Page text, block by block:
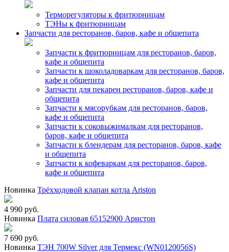
Терморегуляторы к фритюрницам
ТЭНы к фритюрницам
Запчасти для ресторанов, баров, кафе и общепита
Запчасти к фритюрницам для ресторанов, баров,
кафе и общепита
Запчасти к шоколадоваркам для ресторанов, баров,
кафе и общепита
Запчасти для пекарен ресторанов, баров, кафе и
общепита
Запчасти к мясорубкам для ресторанов, баров,
кафе и общепита
Запчасти к соковыжималкам для ресторанов,
баров, кафе и общепита
Запчасти к блендерам для ресторанов, баров, кафе
и общепита
Запчасти к кофеваркам для ресторанов, баров,
кафе и общепита
Новинка Трёхходовой клапан котла Ariston
4 990 руб.
Новинка Плата силовая 65152900 Аристон
7 690 руб.
Новинка ТЭН 700W Silver для Термекс (WN0120056S)